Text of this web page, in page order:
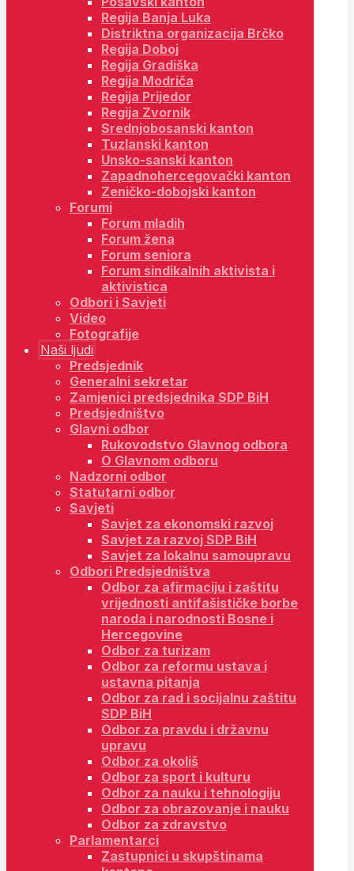
Regija Banja Luka
Distriktna organizacija Brčko
Regija Doboj
Regija Gradiška
Regija Modriča
Regija Prijedor
Regija Zvornik
Srednjobosanski kanton
Tuzlanski kanton
Unsko-sanski kanton
Zapadnohercegovački kanton
Zeničko-dobojski kanton
Forumi
Forum mladih
Forum žena
Forum seniora
Forum sindikalnih aktivista i
aktivistica
Odbori i Savjeti
Video
Fotografije
Naši ljudi
Predsjednik
Generalni sekretar
Zamjenici predsjednika SDP BiH
Predsjedništvo
Glavni odbor
Rukovodstvo Glavnog odbora
O Glavnom odboru
Nadzorni odbor
Statutarni odbor
Savjeti
Savjet za ekonomski razvoj
Savjet za razvoj SDP BiH
Savjet za lokalnu samoupravu
Odbori Predsjedništva
Odbor za afirmaciju i zaštitu
vrijednosti antifašističke borbe
naroda i narodnosti Bosne i
Hercegovine
Odbor za turizam
Odbor za reformu ustava i
ustavna pitanja
Odbor za rad i socijalnu zaštitu
SDP BiH
Odbor za pravdu i državnu
upravu
Odbor za okoliš
Odbor za sport i kulturu
Odbor za nauku i tehnologiju
Odbor za obrazovanje i nauku
Odbor za zdravstvo
Parlamentarci
Zastupnici u skupštinama